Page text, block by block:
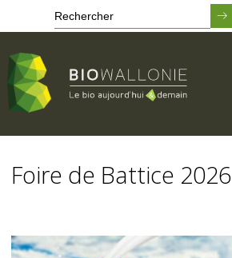
contenu
principal
Foire de Battice 2026